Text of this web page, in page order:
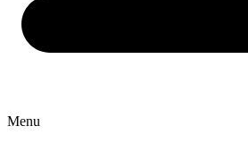
Menu